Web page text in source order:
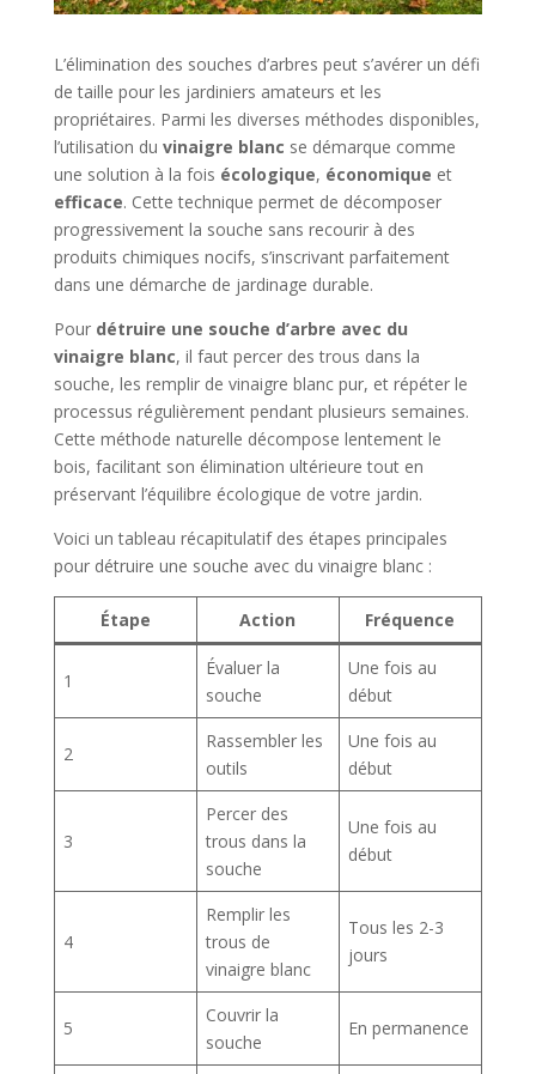
L’élimination des souches d’arbres peut s’avérer un défi
de taille pour les jardiniers amateurs et les
propriétaires. Parmi les diverses méthodes disponibles,
l’utilisation du vinaigre blanc se démarque comme
une solution à la fois écologique, économique et
efficace. Cette technique permet de décomposer
progressivement la souche sans recourir à des
produits chimiques nocifs, s’inscrivant parfaitement
dans une démarche de jardinage durable.
Pour détruire une souche d’arbre avec du
vinaigre blanc, il faut percer des trous dans la
souche, les remplir de vinaigre blanc pur, et répéter le
processus régulièrement pendant plusieurs semaines.
Cette méthode naturelle décompose lentement le
bois, facilitant son élimination ultérieure tout en
préservant l’équilibre écologique de votre jardin.
Voici un tableau récapitulatif des étapes principales
pour détruire une souche avec du vinaigre blanc :
Étape Action Fréquence
1
Évaluer la
souche
Une fois au
début
2
Rassembler les
outils
Une fois au
début
3
Percer des
trous dans la
souche
Une fois au
début
4
Remplir les
trous de
vinaigre blanc
Tous les 2-3
jours
5
Couvrir la
souche
En permanence